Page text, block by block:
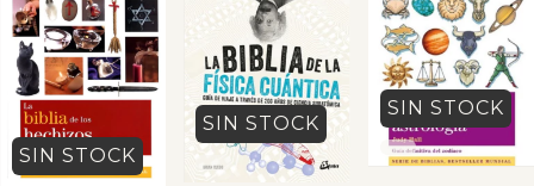
SIN STOCK
SIN STOCK
SIN STOCK